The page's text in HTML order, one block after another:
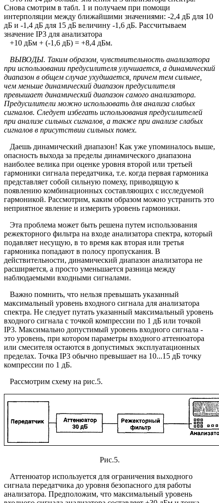
Снова смотрим в табл. 1 и получаем при помощи
интерполяции между ближайшими значениями: -2,4 дБ для 10
дБ и -1,4 дБ для 15 дБ величину -1,6 дБ. Рассчитываем
значение IP3 для анализатора
+10 дБм + (-1,6 дБ) = +8,4 дБм.
ВЫВОДЫ. Таким образом, чувствительность анализатора
при использовании предусилителя улучшается, а динамический
диапазон в общем случае ухудшается, причем тем сильнее,
чем меньше динамический диапазон предусилителя
превышает динамический диапазон самого анализатора.
Предусилители можно использовать для анализа слабых
сигналов. Следует избегать использования предусилителей
при анализе сильных сигналов, а также при анализе слабых
сигналов в присутствии сильных помех.
Даешь динамический диапазон! Как уже упоминалось выше,
опасность выхода за пределы динамического диапазона
наиболее велика при оценке уровня второй или третьей
гармоники сигнала передатчика, т.е. когда первая гармоника
представляет собой сильную помеху, приводящую к
появлению комбинационных составляющих с исследуемой
гармоникой. Рассмотрим, каким образом можно устранить это
неприятное явление и измерить уровень гармоники.
Эта проблема может быть решена путем использования
режекторного фильтра на входе анализатора спектра, который
подавляет несущую, в то время как вторая или третья
гармоника попадают в полосу пропускания. В
действительности, динамический диапазон анализатора не
расширяется, а просто уменьшается разница между
наблюдаемыми входными сигналами.
Важно помнить, что нельзя превышать указанный
максимальный уровень входного сигнала для анализатора
спектра. Не следует путать указанный максимальный уровень
входного сигнала с точкой компрессии по 1 дБ или точкой
IP3. Максимально допустимый уровень входного сигнала -
это уровень, при котором параметры входного аттенюатора
или смесителя остаются в допустимых эксплуатационных
пределах. Точка IP3 обычно превышает на 10...15 дБ точку
компрессии по 1 дБ.
Рассмотрим схему на рис.5.
Рис.5.
Аттенюатор используется для ограничения выходного
сигнала передатчика до уровня безопасного для работы
анализатора. Предположим, что максимальный уровень